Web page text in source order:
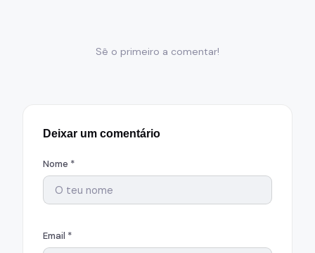
Sê o primeiro a comentar!
Deixar um comentário
Nome *
Email *